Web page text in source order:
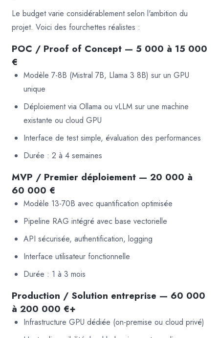
Le budget varie considérablement selon l'ambition du
projet. Voici des fourchettes réalistes :
POC / Proof of Concept — 5 000 à 15 000
€
Modèle 7-8B (Mistral 7B, Llama 3 8B) sur un GPU
unique
Déploiement via Ollama ou vLLM sur une machine
existante ou cloud GPU
Interface de test simple, évaluation des performances
Durée : 2 à 4 semaines
MVP / Premier déploiement — 20 000 à
60 000 €
Modèle 13-70B avec quantification optimisée
Pipeline RAG intégré avec base vectorielle
API sécurisée, authentification, logging
Interface utilisateur fonctionnelle
Durée : 1 à 3 mois
Production / Solution entreprise — 60 000
à 200 000 €+
Infrastructure GPU dédiée (on-premise ou cloud privé)